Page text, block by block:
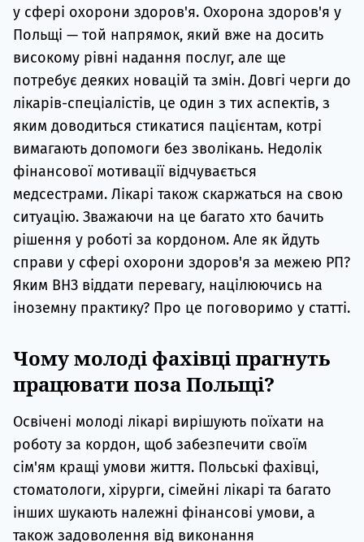
у сфері охорони здоров'я. Охорона здоров'я у
Польщі — той напрямок, який вже на досить
високому рівні надання послуг, але ще
потребує деяких новацій та змін. Довгі черги до
лікарів-спеціалістів, це один з тих аспектів, з
яким доводиться стикатися пацієнтам, котрі
вимагають допомоги без зволікань. Недолік
фінансової мотивації відчувається
медсестрами. Лікарі також скаржаться на свою
ситуацію. Зважаючи на це багато хто бачить
рішення у роботі за кордоном. Але як йдуть
справи у сфері охорони здоров'я за межею РП?
Яким ВНЗ віддати перевагу, націлюючись на
іноземну практику? Про це поговоримо у статті.
Чому молоді фахівці прагнуть
працювати поза Польщі?
Освічені молоді лікарі вирішують поїхати на
роботу за кордон, щоб забезпечити своїм
сім'ям кращі умови життя. Польські фахівці,
стоматологи, хірурги, сімейні лікарі та багато
інших шукають належні фінансові умови, а
також задоволення від виконання